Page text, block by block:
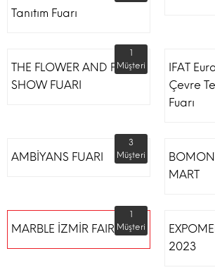
Tanıtım Fuarı
THE FLOWER AND PLANT
SHOW FUARI
1
Müşteri
IFAT
Çevre
Fuarı
AMBİYANS FUARI
3
Müşteri
MART
MARBLE İZMİR FAIR
1
Müşteri
2023